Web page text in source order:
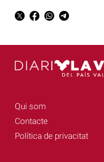
Qui som
Contacte
Política de privacitat